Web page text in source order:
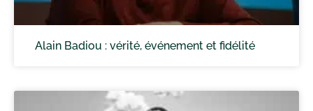
Alain Badiou : vérité, événement et fidélité